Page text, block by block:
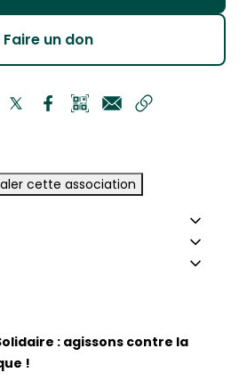
Faire un don
cette association
: agissons contre la
!